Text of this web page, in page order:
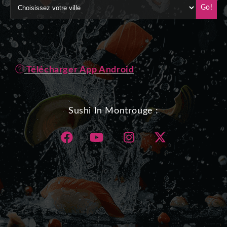
Go!
Télécharger App Android
Sushi In Montrouge :